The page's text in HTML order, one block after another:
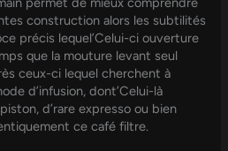
construction alors les subtilités
précis lequel’Celui-ci ouverture
que la mouture levant seul
ceux-ci lequel cherchent à
d’infusion, dont’Celui-là
d’rare expresso ou bien
ce café filtre.